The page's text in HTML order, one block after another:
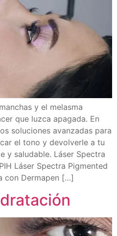
y el melasma
que luzca apagada. En
soluciones avanzadas para
el tono y devolverle a tu
y saludable. Láser Spectra
Láser Spectra Pigmented
con Dermapen […]